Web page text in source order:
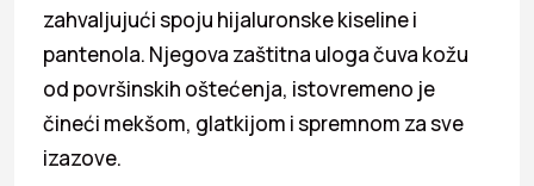
zahvaljujući spoju hijaluronske kiseline i
pantenola. Njegova zaštitna uloga čuva kožu
od površinskih oštećenja, istovremeno je
čineći mekšom, glatkijom i spremnom za sve
izazove.